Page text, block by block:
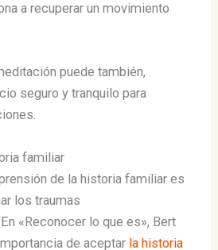
a recuperar un movimiento
puede también,
seguro y tranquilo para
familiar
de la historia familiar es
los traumas
«Reconocer lo que es», Bert
de aceptar la historia